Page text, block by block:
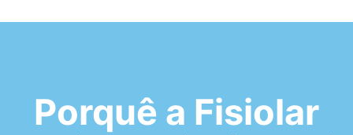
Porquê a Fisiolar